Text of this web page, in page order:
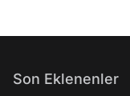
Son Eklenenler